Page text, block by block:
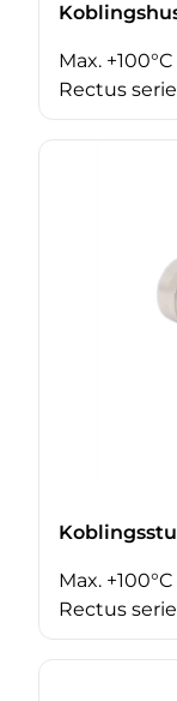
Max.
Rectus serie
Max.
Rectus serie